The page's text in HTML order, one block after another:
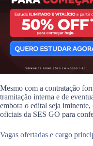
Mesmo com a contratação
tramitação interna e de
embora o edital seja
oficiais da SES GO para
Vagas ofertadas e cargo